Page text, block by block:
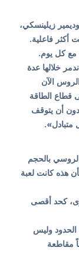
زيلينسكي،
أكثر فاعلية.
مع كل يوم.
خلالها عدة
الآن
قطاع الطاقة
أن يتوقف
متبادل».
بالحجم
هذه كانت لعبة
كحد أقصى
وليس
مقاطعة